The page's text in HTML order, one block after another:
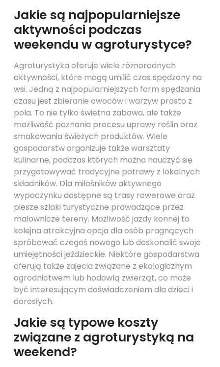
Jakie są najpopularniejsze
aktywności podczas
weekendu w agroturystyce?
Agroturystyka oferuje wiele różnorodnych
aktywności, które mogą umilić czas spędzony na
wsi. Jedną z najpopularniejszych form spędzania
czasu jest zbieranie owoców i warzyw prosto z
pola. To nie tylko świetna zabawa, ale także
możliwość poznania procesu uprawy roślin oraz
smakowania świeżych produktów. Wiele
gospodarstw organizuje także warsztaty
kulinarne, podczas których można nauczyć się
przygotowywać tradycyjne potrawy z lokalnych
składników. Dla miłośników aktywnego
wypoczynku dostępne są trasy rowerowe oraz
piesze szlaki turystyczne prowadzące przez
malownicze tereny. Możliwość jazdy konnej to
kolejna atrakcyjna opcja dla osób pragnących
spróbować czegoś nowego lub doskonalić swoje
umiejętności jeździeckie. Niektóre gospodarstwa
oferują także zajęcia związane z ekologicznym
ogrodnictwem lub hodowlą zwierząt, co może
być interesującym doświadczeniem dla dzieci i
dorosłych.
Jakie są typowe koszty
związane z agroturystyką na
weekend?